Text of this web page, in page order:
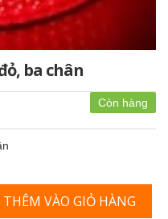
ba chân
Còn hàng
THÊM VÀO GIỎ HÀNG